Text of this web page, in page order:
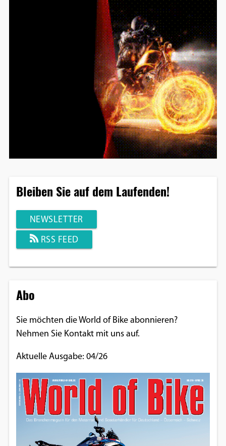
Bleiben Sie auf dem Laufenden!
NEWSLETTER
RSS FEED
Abo
Sie möchten die World of Bike abonnieren?
Nehmen Sie Kontakt mit uns auf.
Aktuelle Ausgabe: 04/26